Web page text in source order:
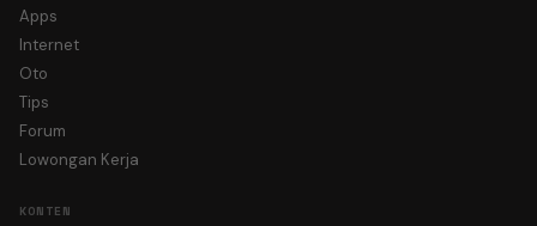
Apps
Internet
Oto
Tips
Forum
Lowongan Kerja
KONTEN